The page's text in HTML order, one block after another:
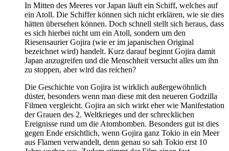
In Mitten des Meeres vor Japan läuft ein Schiff, welches auf
ein Atoll. Die Schiffer können sich nicht erklären, wie sie dies
hätten übersehen können. Doch schnell stellt sich heraus, dass
es sich hierbei nicht um ein Atoll, sondern um den
Riesensaurier Gojira (wie er im japanischen Original
bezeichnet wird) handelt. Kurz darauf beginnt Gojira damit
Japan anzugreifen und die Menschheit versucht alles um ihn
zu stoppen, aber wird das reichen?
Die Geschichte von Gojira ist wirklich außergewöhnlich
düster, besonders wenn man diese mit den neueren Godzilla
Filmen vergleicht. Gojira an sich wirkt eher wie Manifestation
der Grauen des 2. Weltkrieges und der schrecklichen
Ereignisse rund um die Atombomben. Besonders gut ist dies
gegen Ende ersichtlich, wenn Gojira ganz Tokio in ein Meer
aus Flamen verwandelt, denn genau so sah Tokio erst 10